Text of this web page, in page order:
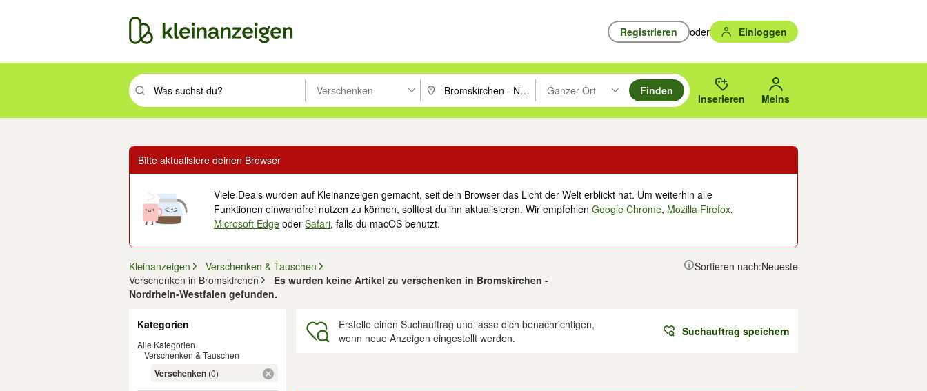
Registrieren oder Einloggen
Suchbegriff eingeben. Eingabetaste drücken um zu suchen, oder Vorschläge mit den Pfeiltasten nach oben/unten durchsuchen und mit Eingabetaste auswählen.
Verschenken PLZ oder Ort eingeben. Eingabetaste drücken um zu suchen, oder Vorschläge mit den Pfeiltasten nach oben/
Ganzer Ort
Suche im Umkreis des gewählten Orts oder PLZ.
Finden
Inserieren Meins
Bitte aktualisiere deinen Browser
Viele Deals wurden auf Kleinanzeigen gemacht, seit dein Browser das Licht der Welt erblickt hat. Um weiterhin alle
Funktionen einwandfrei nutzen zu können, solltest du ihn aktualisieren. Wir empfehlenGoogle Chrome, Mozilla Firefox,
Microsoft Edge oderSafari, falls du macOS benutzt.
Kleinanzeigen
Verschenken & Tauschen
Verschenken in Bromskirchen
Es wurden keine Artikel zu verschenken in Bromskirchen -
Nordrhein-Westfalen gefunden.
Sortieren nach:Neueste
Kategorien
Alle Kategorien
Verschenken & Tauschen
Verschenken (0)
Erstelle einen Suchauftrag und lasse dich benachrichtigen,
wenn neue Anzeigen eingestellt werden.
Suchauftrag speichern